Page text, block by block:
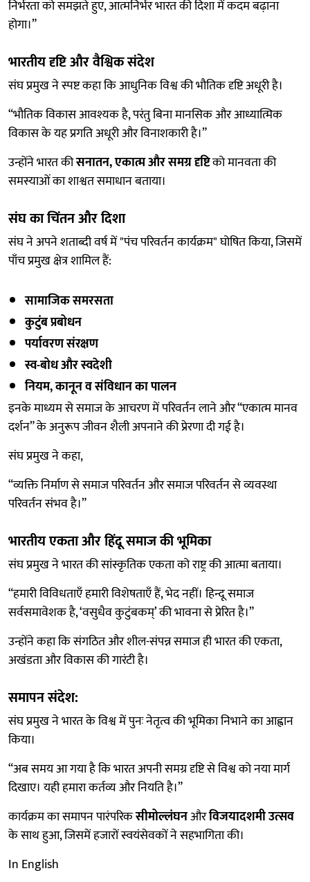
निर्भरता को समझते हुए, आत्मनिर्भर भारत की दिशा में कदम बढ़ाना
होगा।”
भारतीय दृष्टि और वैश्विक संदेश
संघ प्रमुख ने स्पष्ट कहा कि आधुनिक विश्व की भौतिक दृष्टि अधूरी है।
“भौतिक विकास आवश्यक है, परंतु बिना मानसिक और आध्यात्मिक
विकास के यह प्रगति अधूरी और विनाशकारी है।”
उन्होंने भारत कीसनातन, एकात्म और समग्र दृष्टिको मानवता की
समस्याओं का शाश्वत समाधान बताया।
संघ का चिंतन और दिशा
संघ ने अपने शताब्दी वर्ष में "पंच परिवर्तन कार्यक्रम" घोषित किया, जिसमें
पाँच प्रमुख क्षेत्र शामिल हैं:
सामाजिक समरसता
कुटुंब प्रबोधन
पर्यावरण संरक्षण
स्व-बोध और स्वदेशी
नियम, कानून व संविधान का पालन
इनके माध्यम से समाज के आचरण में परिवर्तन लाने और “एकात्म मानव
दर्शन” के अनुरूप जीवन शैली अपनाने की प्रेरणा दी गई है।
संघ प्रमुख ने कहा,
“व्यक्ति निर्माण से समाज परिवर्तन और समाज परिवर्तन से व्यवस्था
परिवर्तन संभव है।”
भारतीय एकता और हिंदू समाज की भूमिका
संघ प्रमुख ने भारत की सांस्कृतिक एकता को राष्ट्र की आत्मा बताया।
“हमारी विविधताएँ हमारी विशेषताएँ हैं, भेद नहीं। हिन्दू समाज
सर्वसमावेशक है, ‘वसुधैव कुटुंबकम्’ की भावना से प्रेरित है।”
उन्होंने कहा कि संगठित और शील-संपन्न समाज ही भारत की एकता,
अखंडता और विकास की गारंटी है।
समापन संदेश:
संघ प्रमुख ने भारत के विश्व में पुनः नेतृत्व की भूमिका निभाने का आह्वान
किया।
“अब समय आ गया है कि भारत अपनी समग्र दृष्टि से विश्व को नया मार्ग
दिखाए। यही हमारा कर्तव्य और नियति है।”
कार्यक्रम का समापन पारंपरिकसीमोल्लंघनऔरविजयादशमी उत्सव
के साथ हुआ, जिसमें हजारों स्वयंसेवकों ने सहभागिता की।
In English